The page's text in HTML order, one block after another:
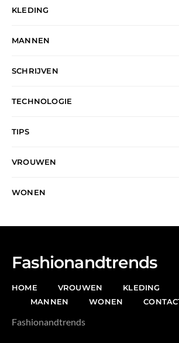
KLEDING
MANNEN
SCHRIJVEN
TECHNOLOGIE
TIPS
VROUWEN
WONEN
Fashionandtrends
HOME VROUWEN KLEDING
MANNEN
WONEN
Fashionandtrends